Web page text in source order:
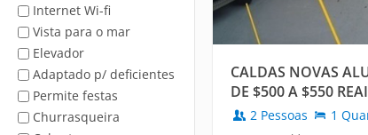
Internet Wi-fi
Vista para o mar
Elevador
Adaptado p/ deficientes
Permite festas
Churrasqueira
CALDAS NOVAS
DE $500 A $550
2 Pessoas 1